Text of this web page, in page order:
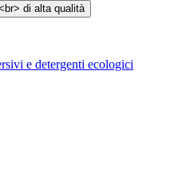
e detergenti ecologici